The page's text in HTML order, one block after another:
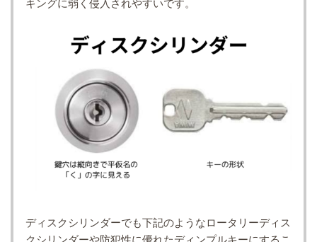
ディスクシリンダーでも下記のようなロータリーディス
クシリンダーや防犯性に優れたディンプルキーにするこ